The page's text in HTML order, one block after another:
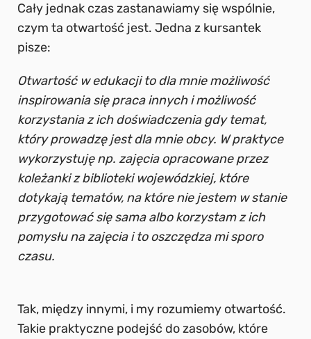
Cały jednak czas zastanawiamy się wspólnie,
czym ta otwartość jest. Jedna z kursantek
pisze:
Otwartość w edukacji to dla mnie możliwość
inspirowania się praca innych i możliwość
korzystania z ich doświadczenia gdy temat,
który prowadzę jest dla mnie obcy. W praktyce
wykorzystuję np. zajęcia opracowane przez
koleżanki z biblioteki wojewódzkiej, które
dotykają tematów, na które nie jestem w stanie
przygotować się sama albo korzystam z ich
pomysłu na zajęcia i to oszczędza mi sporo
czasu.
Tak, między innymi, i my rozumiemy otwartość.
Takie praktyczne podejść do zasobów, które